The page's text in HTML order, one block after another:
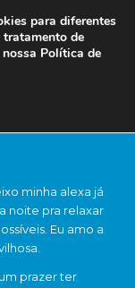
minha alexa já
noite pra relaxar
Eu amo a
prazer ter
para diferentes
tratamento de
Política de